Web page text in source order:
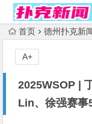
首页 德州扑克新
2025WSOP |
Lin、徐强赛事
A+